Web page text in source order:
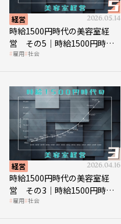
経営 2026.05.14
時給1500円時代の美容室経
営 その5｜時給1500円時代
の到来は美容業の収益構造を
雇用 社会
経営 2026.04.16
時給1500円時代の美容室経
営 その3｜時給1500円時
代、美容業はどのような影響
雇用 社会